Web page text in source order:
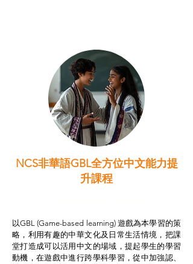
NCS非華語GBL全方位中文能力提
升課程
以GBL (Game-based learning) 遊戲為本學習的策
略，利用有趣的中華文化及日常生活情境，把課
堂打造成可以活用中文的場域，提起學生的學習
動機，在遊戲中進行跨學科學習，從中加強認、